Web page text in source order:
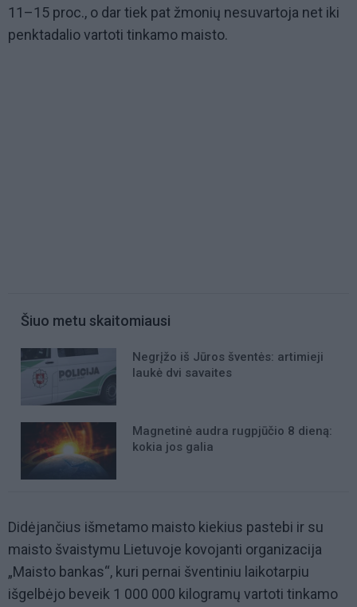
11–15 proc., o dar tiek pat žmonių nesuvartoja net iki
penktadalio vartoti tinkamo maisto.
Šiuo metu skaitomiausi
Negrįžo iš Jūros šventės: artimieji
laukė dvi savaites
Magnetinė audra rugpjūčio 8 dieną:
kokia jos galia
Didėjančius išmetamo maisto kiekius pastebi ir su
maisto švaistymu Lietuvoje kovojanti organizacija
„Maisto bankas“, kuri pernai šventiniu laikotarpiu
išgelbėjo beveik 1 000 000 kilogramų vartoti tinkamo